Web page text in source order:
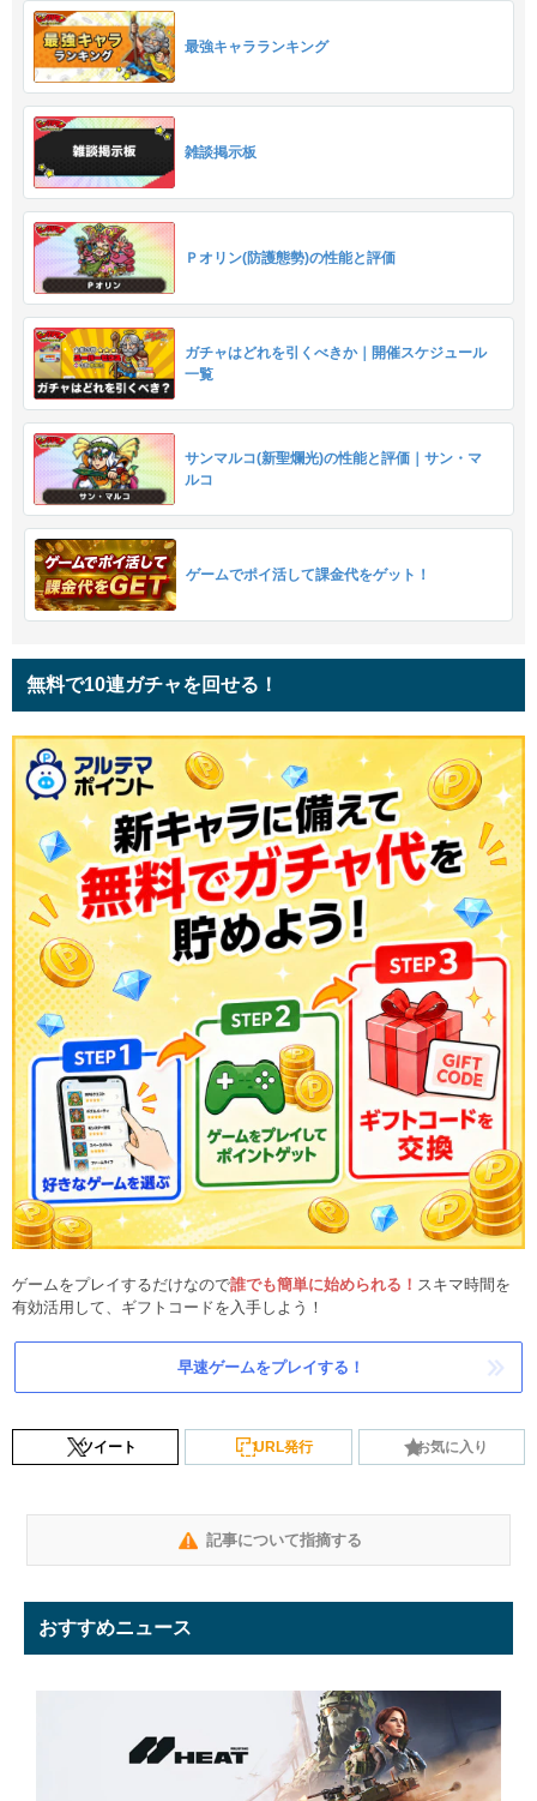
最強キャラランキング
雑談掲示板
Ｐオリン(防護態勢)の性能と評価
ガチャはどれを引くべきか｜開催スケジュール
一覧
サンマルコ(新聖爛光)の性能と評価｜サン・マ
ルコ
ゲームでポイ活して課金代をゲット！
無料で10連ガチャを回せる！
ゲームをプレイするだけなので誰でも簡単に始められる！ スキマ時間を
有効活用して、ギフトコードを入手しよう！
早速ゲームをプレイする！
ツイート URL発行 お気に入り
記事について指摘する
おすすめニュース